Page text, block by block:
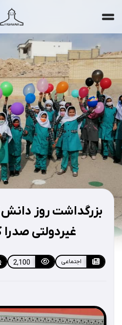
مقالات
ویدیوها
جستجو ...
بزرگداشت روز دانش
غیردولتی
اجتماعی 2,100